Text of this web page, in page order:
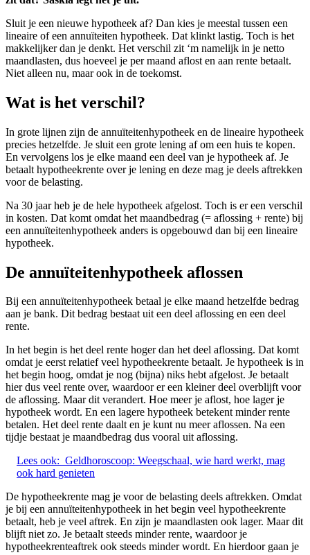
Sluit je een nieuwe hypotheek af? Dan kies je meestal tussen een
lineaire of een annuïteiten hypotheek. Dat klinkt lastig. Toch is het
makkelijker dan je denkt. Het verschil zit ‘m namelijk in je netto
maandlasten, dus hoeveel je per maand aflost en aan rente betaalt.
Niet alleen nu, maar ook in de toekomst.
Wat is het verschil?
In grote lijnen zijn de annuïteitenhypotheek en de lineaire hypotheek
precies hetzelfde. Je sluit een grote lening af om een huis te kopen.
En vervolgens los je elke maand een deel van je hypotheek af. Je
betaalt hypotheekrente over je lening en deze mag je deels aftrekken
voor de belasting.
Na 30 jaar heb je de hele hypotheek afgelost. Toch is er een verschil
in kosten. Dat komt omdat het maandbedrag (= aflossing + rente) bij
een annuïteitenhypotheek anders is opgebouwd dan bij een lineaire
hypotheek.
De annuïteitenhypotheek aflossen
Bij een annuïteitenhypotheek betaal je elke maand hetzelfde bedrag
aan je bank. Dit bedrag bestaat uit een deel aflossing en een deel
rente.
In het begin is het deel rente hoger dan het deel aflossing. Dat komt
omdat je eerst relatief veel hypotheekrente betaalt. Je hypotheek is in
het begin hoog, omdat je nog (bijna) niks hebt afgelost. Je betaalt
hier dus veel rente over, waardoor er een kleiner deel overblijft voor
de aflossing. Maar dit verandert. Hoe meer je aflost, hoe lager je
hypotheek wordt. En een lagere hypotheek betekent minder rente
betalen. Het deel rente daalt en je kunt nu meer aflossen. Na een
tijdje bestaat je maandbedrag dus vooral uit aflossing.
Lees ook: Geldhoroscoop: Weegschaal, wie hard werkt, mag
ook hard genieten
De hypotheekrente mag je voor de belasting deels aftrekken. Omdat
je bij een annuïteitenhypotheek in het begin veel hypotheekrente
betaalt, heb je veel aftrek. En zijn je maandlasten ook lager. Maar dit
blijft niet zo. Je betaalt steeds minder rente, waardoor je
hypotheekrenteaftrek ook steeds minder wordt. En hierdoor gaan je